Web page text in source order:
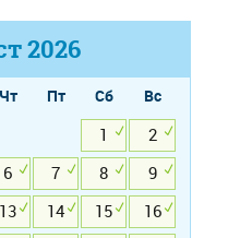
2026
Чт Пт Сб
Вс
1
2
6 7 8
9
13 14 15
16